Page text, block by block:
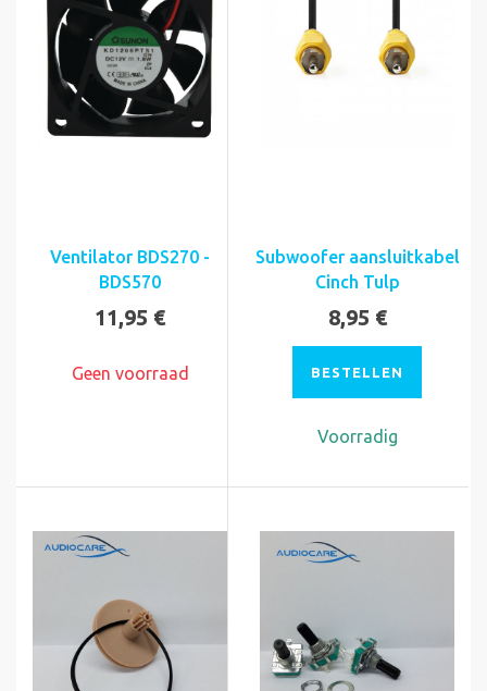
Ventilator BDS270 -
BDS570
11,95 €
Geen voorraad
Subwoofer aansluitkabel
Cinch Tulp
8,95 €
BESTELLEN
Voorradig